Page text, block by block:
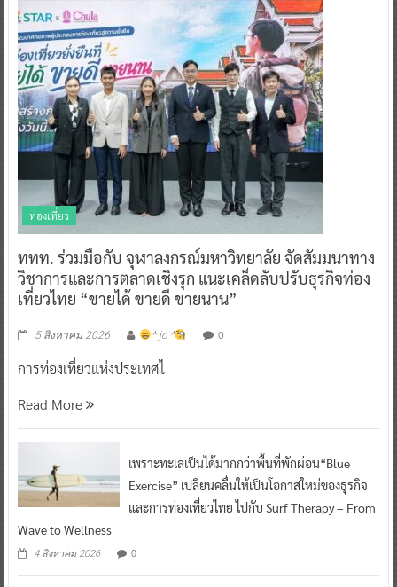
ท่องเที่ยว
ททท. ร่วมมือกับ จุฬาลงกรณ์มหาวิทยาลัย จัดสัมมนาทาง
วิชาการและการตลาดเชิงรุก แนะเคล็ดลับปรับธุรกิจท่อง
เที่ยวไทย “ขายได้ ขายดี ขายนาน”
5 สิงหาคม 2026 ^ jo ^ 0
การท่องเที่ยวแห่งประเทศไ
Read More
เพราะทะเลเป็นได้มากกว่าพื้นที่พักผ่อน“Blue
Exercise” เปลี่ยนคลื่นให้เป็นโอกาสใหม่ของธุรกิจ
และการท่องเที่ยวไทย ไปกับ Surf Therapy – From
Wave to Wellness
4 สิงหาคม 2026 0